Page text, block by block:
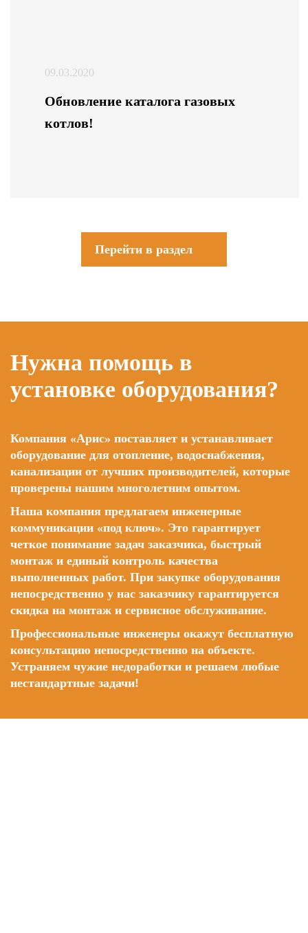
09.03.2020
Обновление каталога газовых
котлов!
Перейти в раздел
Нужна помощь в
установке оборудования?
Компания «Арис» поставляет и устанавливает
оборудование для отопление, водоснабжения,
канализации от лучших производителей, которые
проверены нашим многолетним опытом.
Наша компания предлагаем инженерные
коммуникации «под ключ». Это гарантирует
четкое понимание задач заказчика, быстрый
монтаж и единый контроль качества
выполненных работ. При закупке оборудования
непосредственно у нас заказчику гарантируется
скидка на монтаж и сервисное обслуживание.
Профессиональные инженеры окажут бесплатную
консультацию непосредственно на объекте.
Устраняем чужие недоработки и решаем любые
нестандартные задачи!